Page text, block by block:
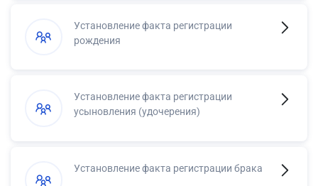
Установление факта регистрации
рождения
Установление факта регистрации
усыновления (удочерения)
Установление факта регистрации брака